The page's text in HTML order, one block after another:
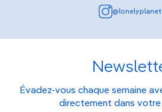
Évadez-vous chaque semaine
directement dans